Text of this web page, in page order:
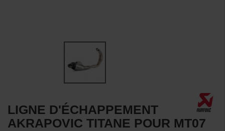
LIGNE D'ÉCHAPPEMENT
AKRAPOVIC TITANE POUR MT07